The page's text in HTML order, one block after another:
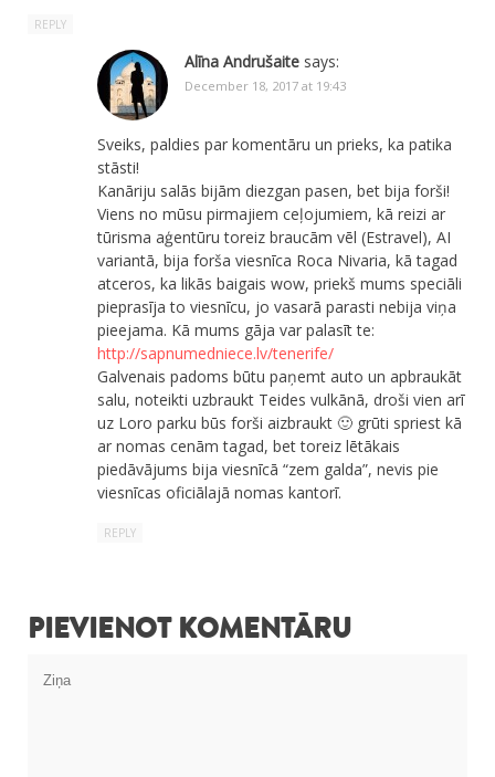
REPLY
Alīna Andrušaite says:
December 18, 2017 at 19:43
Sveiks, paldies par komentāru un prieks, ka patika
stāsti!
Kanāriju salās bijām diezgan pasen, bet bija forši!
Viens no mūsu pirmajiem ceļojumiem, kā reizi ar
tūrisma aģentūru toreiz braucām vēl (Estravel), AI
variantā, bija forša viesnīca Roca Nivaria, kā tagad
atceros, ka likās baigais wow, priekš mums speciāli
pieprasīja to viesnīcu, jo vasarā parasti nebija viņa
pieejama. Kā mums gāja var palasīt te:
http://sapnumedniece.lv/tenerife/
Galvenais padoms būtu paņemt auto un apbraukāt
salu, noteikti uzbraukt Teides vulkānā, droši vien arī
uz Loro parku būs forši aizbraukt 🙂 grūti spriest kā
ar nomas cenām tagad, bet toreiz lētākais
piedāvājums bija viesnīcā “zem galda”, nevis pie
viesnīcas oficiālajā nomas kantorī.
REPLY
PIEVIENOT KOMENTĀRU